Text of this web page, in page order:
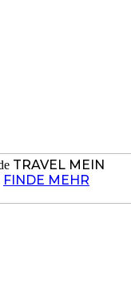
TRAVEL MEIN
FINDE MEHR